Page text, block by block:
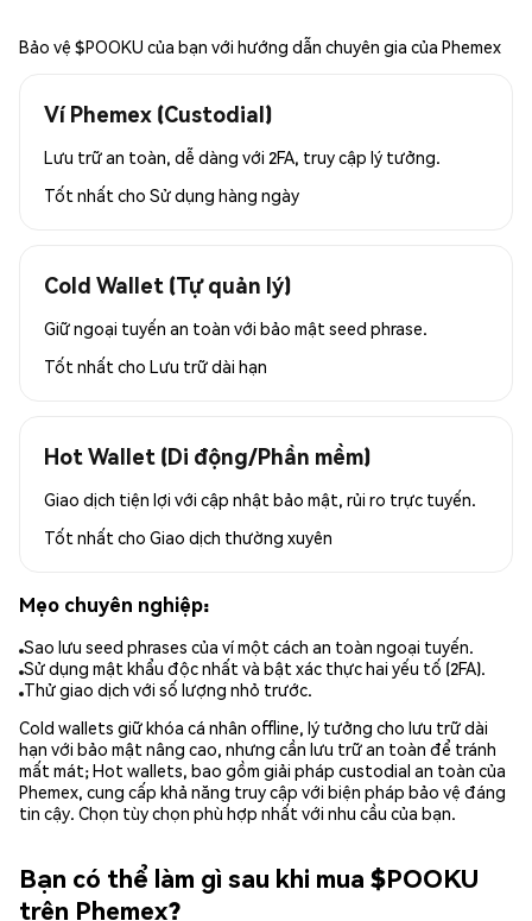
Bảo vệ $POOKU của bạn với hướng dẫn chuyên gia của Phemex
Ví Phemex (Custodial)
Lưu trữ an toàn, dễ dàng với 2FA, truy cập lý tưởng.
Tốt nhất cho Sử dụng hàng ngày
Cold Wallet (Tự quản lý)
Giữ ngoại tuyến an toàn với bảo mật seed phrase.
Tốt nhất cho Lưu trữ dài hạn
Hot Wallet (Di động/Phần mềm)
Giao dịch tiện lợi với cập nhật bảo mật, rủi ro trực tuyến.
Tốt nhất cho Giao dịch thường xuyên
Mẹo chuyên nghiệp:
Sao lưu seed phrases của ví một cách an toàn ngoại tuyến.
Sử dụng mật khẩu độc nhất và bật xác thực hai yếu tố (2FA).
Thử giao dịch với số lượng nhỏ trước.
Cold wallets giữ khóa cá nhân offline, lý tưởng cho lưu trữ dài
hạn với bảo mật nâng cao, nhưng cần lưu trữ an toàn để tránh
mất mát; Hot wallets, bao gồm giải pháp custodial an toàn của
Phemex, cung cấp khả năng truy cập với biện pháp bảo vệ đáng
tin cậy. Chọn tùy chọn phù hợp nhất với nhu cầu của bạn.
Bạn có thể làm gì sau khi mua $POOKU
trên Phemex?